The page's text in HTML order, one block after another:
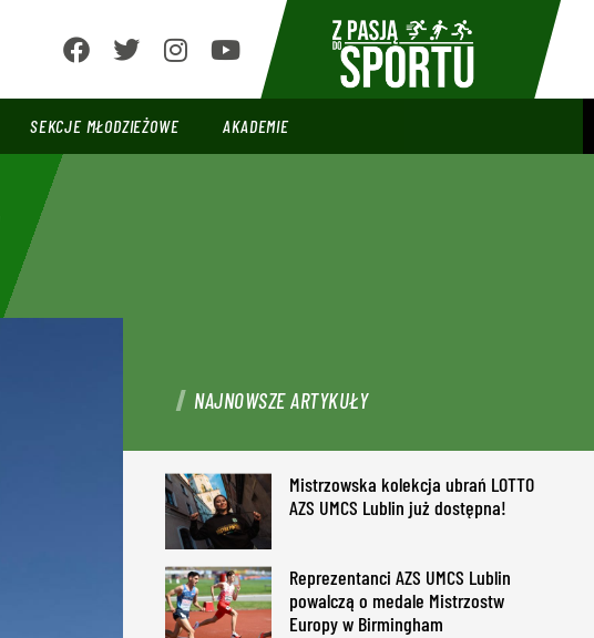
SEKCJE MŁODZIEŻOWE AKADEMIE
NAJNOWSZE ARTYKUŁY
Mistrzowska kolekcja ubrań LOTTO
AZS UMCS Lublin już dostępna!
Reprezentanci AZS UMCS Lublin
powalczą o medale Mistrzostw
Europy w Birmingham